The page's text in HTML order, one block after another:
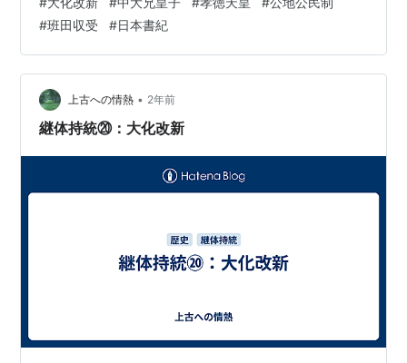
は、『天皇は象徴であり配下の官僚が実際には行った』
と考えてしまうが、日本書紀は行動の主体は明確に孝徳
天皇としている。孝徳天皇自身が自ら命令を下し、命令
に違反した者を自ら弾劾している記載となっている。 一
般に大化改新は中大兄皇子と中臣鎌足が主導したとされ
ているが、行政面で中大兄が出てくることはない…
#班田収受 #日本書紀
上古への情熱 • 2年前
継体持統⑳：大化改新